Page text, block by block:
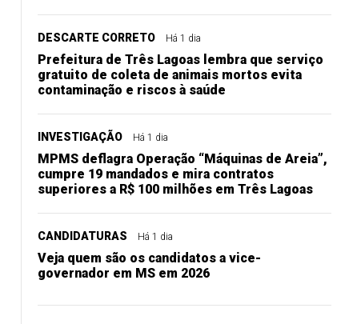
DESCARTE CORRETO Há 1 dia
Prefeitura de Três Lagoas lembra que serviço
gratuito de coleta de animais mortos evita
contaminação e riscos à saúde
INVESTIGAÇÃO Há 1 dia
MPMS deflagra Operação “Máquinas de Areia”,
cumpre 19 mandados e mira contratos
superiores a R$ 100 milhões em Três Lagoas
CANDIDATURAS Há 1 dia
Veja quem são os candidatos a vice-
governador em MS em 2026